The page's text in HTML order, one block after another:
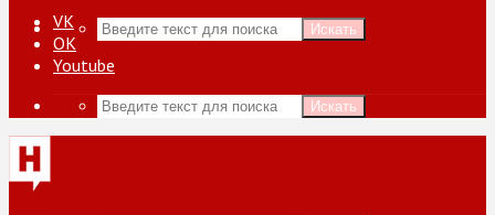
Искать
VK
ОК
Youtube
Искать